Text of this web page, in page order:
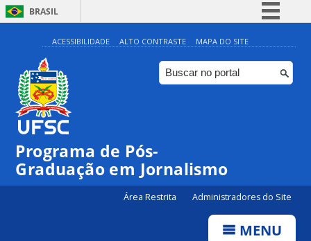
BRASIL
Simplifique!
Comunica BR
Participe
ACESSIBILIDADE ALTO CONTRASTE MAPA DO SITE
Programa de Pós-
Graduação em Jornalismo
Área Restrita Administradores do Site
MENU
00:00